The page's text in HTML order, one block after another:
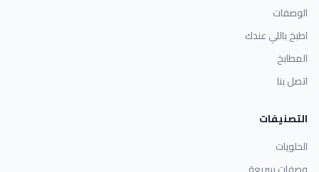
الوصفات
اطبخ باللي عندك
المطابخ
اتصل بنا
التصنيفات
الحلويات